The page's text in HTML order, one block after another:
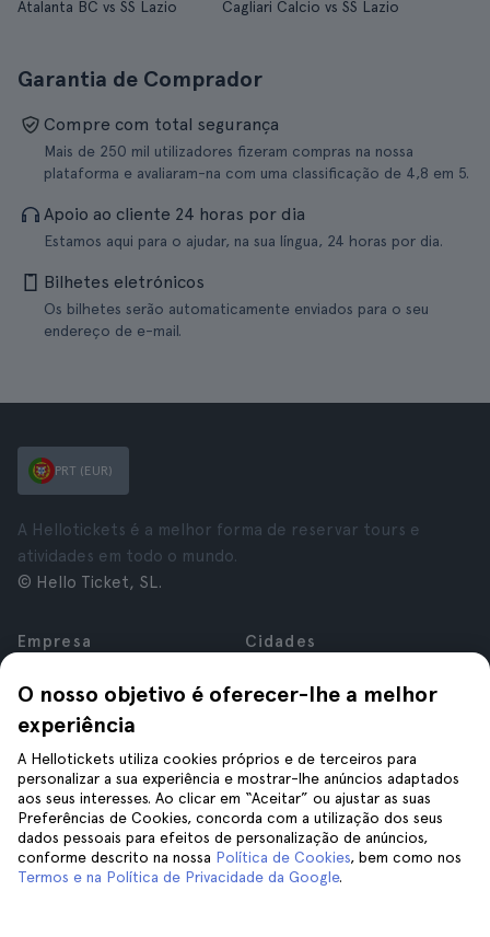
Atalanta BC vs SS Lazio
Cagliari Calcio vs SS Lazio
Garantia de Comprador
Compre com total segurança
Mais de 250 mil utilizadores fizeram compras na nossa
plataforma e avaliaram-na com uma classificação de 4,8 em 5.
Apoio ao cliente 24 horas por dia
Estamos aqui para o ajudar, na sua língua, 24 horas por dia.
Bilhetes eletrónicos
Os bilhetes serão automaticamente enviados para o seu
endereço de e-mail.
O nosso objetivo é oferecer-lhe a melhor
experiência
A Hellotickets utiliza cookies próprios e de terceiros para
personalizar a sua experiência e mostrar-lhe anúncios adaptados
aos seus interesses. Ao clicar em “Aceitar” ou ajustar as suas
Preferências de Cookies, concorda com a utilização dos seus
dados pessoais para efeitos de personalização de anúncios,
conforme descrito na nossa Política de Cookies, bem como nos
Termos e na Política de Privacidade da Google.
PRT (EUR)
A Hellotickets é a melhor forma de reservar tours e
atividades em todo o mundo.
© Hello Ticket, SL.
Empresa
Carreiras
Afiliados
Avaliações
Privacidade
Termos e Condições
Aviso Legal
Cookies
Cidades
Roma
Londres
Granada
Cracóvia
Tenerife